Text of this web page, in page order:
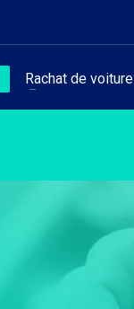
Rachat de voiture